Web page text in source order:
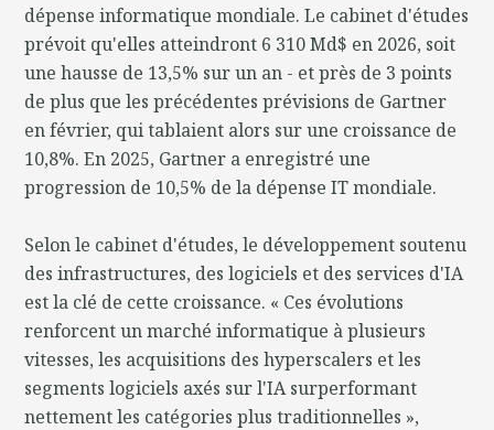
dépense informatique mondiale. Le cabinet d'études
prévoit qu'elles atteindront 6 310 Md$ en 2026, soit
une hausse de 13,5% sur un an - et près de 3 points
de plus que les précédentes prévisions de Gartner
en février, qui tablaient alors sur une croissance de
10,8%. En 2025, Gartner a enregistré une
progression de 10,5% de la dépense IT mondiale.
Selon le cabinet d'études, le développement soutenu
des infrastructures, des logiciels et des services d'IA
est la clé de cette croissance. « Ces évolutions
renforcent un marché informatique à plusieurs
vitesses, les acquisitions des hyperscalers et les
segments logiciels axés sur l'IA surperformant
nettement les catégories plus traditionnelles »,